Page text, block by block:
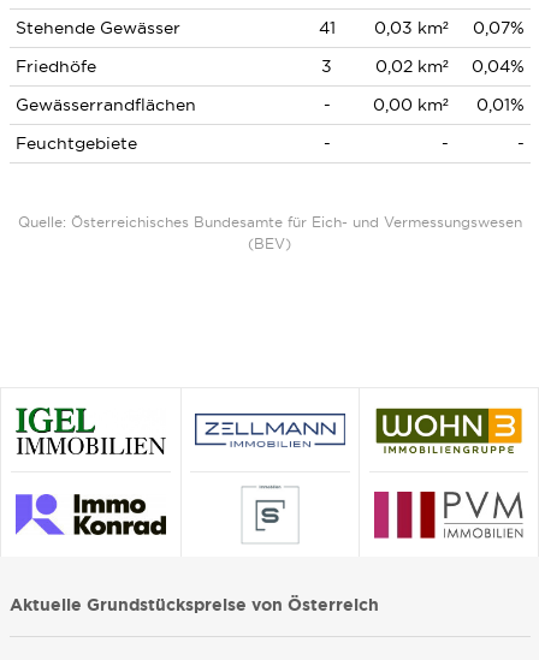
Stehende Gewässer
41 0,03 km²
0,07%
Friedhöfe
3 0,02 km²
0,04%
Gewässerrandflächen
- 0,00 km²
0,01%
Feuchtgebiete
- - -
Quelle: Österreichisches Bundesamte für Eich- und Vermessungswesen
(BEV)
Aktuelle Grundstückspreise von Österreich